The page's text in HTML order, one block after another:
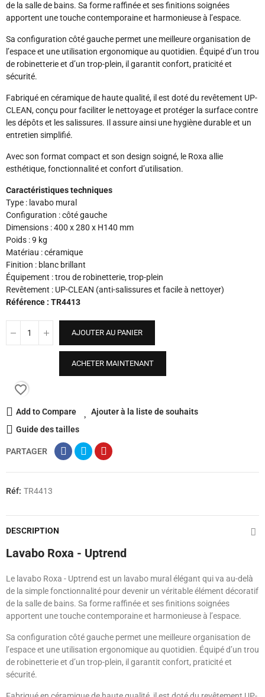
de la salle de bains. Sa forme raffinée et ses finitions soignées
apportent une touche contemporaine et harmonieuse à l’espace.
Sa configuration côté gauche permet une meilleure organisation de
l’espace et une utilisation ergonomique au quotidien. Équipé d’un trou
de robinetterie et d’un trop-plein, il garantit confort, praticité et
sécurité.
Fabriqué en céramique de haute qualité, il est doté du revêtement UP-
CLEAN, conçu pour faciliter le nettoyage et protéger la surface contre
les dépôts et les salissures. Il assure ainsi une hygiène durable et un
entretien simplifié.
Avec son format compact et son design soigné, le Roxa allie
esthétique, fonctionnalité et confort d’utilisation.
Caractéristiques techniques
Type : lavabo mural
Configuration : côté gauche
Dimensions : 400 x 280 x H140 mm
Poids : 9 kg
Matériau : céramique
Finition : blanc brillant
Équipement : trou de robinetterie, trop-plein
Revêtement : UP-CLEAN (anti-salissures et facile à nettoyer)
Référence : TR4413
AJOUTER AU PANIER
ACHETER MAINTENANT
favorite_border
Add to Compare
Ajouter à la liste de souhaits
Guide des tailles
PARTAGER
Réf: TR4413
DESCRIPTION
Lavabo Roxa - Uptrend
Le lavabo Roxa - Uptrend est un lavabo mural élégant qui va au-delà
de la simple fonctionnalité pour devenir un véritable élément décoratif
de la salle de bains. Sa forme raffinée et ses finitions soignées
apportent une touche contemporaine et harmonieuse à l’espace.
Sa configuration côté gauche permet une meilleure organisation de
l’espace et une utilisation ergonomique au quotidien. Équipé d’un trou
de robinetterie et d’un trop-plein, il garantit confort, praticité et
sécurité.